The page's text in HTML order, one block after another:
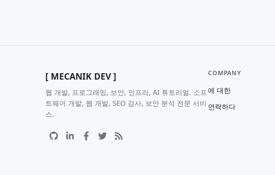
[ MECANIK DEV ]
웹 개발, 프로그래밍, 보안, 인프라, AI 튜토리얼. 소프
트웨어 개발, 웹 개발, SEO 감사, 보안 분석 전문 서비
스.
COMPANY
에 대한
연락하다